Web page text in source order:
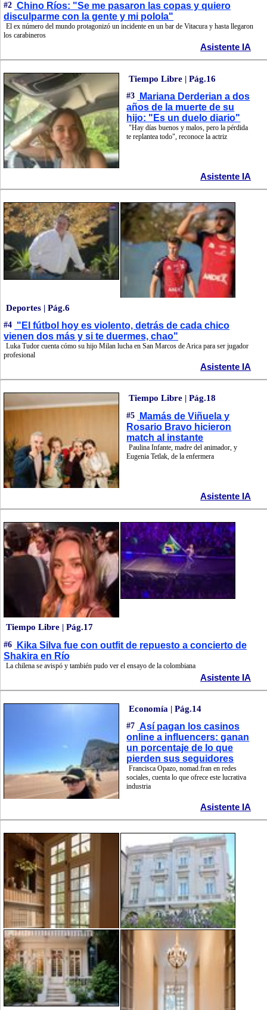
#2 Chino Ríos: "Se me pasaron las copas y quiero
disculparme con la gente y mi polola"
El ex número del mundo protagonizó un incidente en un bar de Vitacura y hasta llegaron
los carabineros
Asistente IA
Tiempo Libre | Pág.16
#3
Mariana Derderian a dos
años de la muerte de su
hijo: "Es un duelo diario"
"Hay días buenos y malos, pero la pérdida
te replantea todo", reconoce la actriz
Asistente IA
Deportes | Pág.6
#4 "El fútbol hoy es violento, detrás de cada chico
vienen dos más y si te duermes, chao"
Luka Tudor cuenta cómo su hijo Milan lucha en San Marcos de Arica para ser jugador
profesional
Asistente IA
Tiempo Libre | Pág.18
#5
Mamás de Viñuela y
Rosario Bravo hicieron
match al instante
Paulina Infante, madre del animador, y
Eugenia Tetlak, de la enfermera
Asistente IA
Tiempo Libre | Pág.17
#6
Kika Silva fue con outfit de repuesto a concierto de
Shakira en Río
La chilena se avispó y también pudo ver el ensayo de la colombiana
Asistente IA
Economía | Pág.14
#7 Así pagan los casinos
online a influencers: ganan
un porcentaje de lo que
pierden sus seguidores
Francisca Opazo, nomad.fran en redes
sociales, cuenta lo que ofrece este lucrativa
industria
Asistente IA